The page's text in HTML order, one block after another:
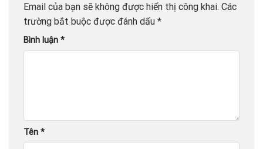
Email của bạn sẽ không được hiển thị công khai. Các
trường bắt buộc được đánh dấu *
Bình luận *
Tên *